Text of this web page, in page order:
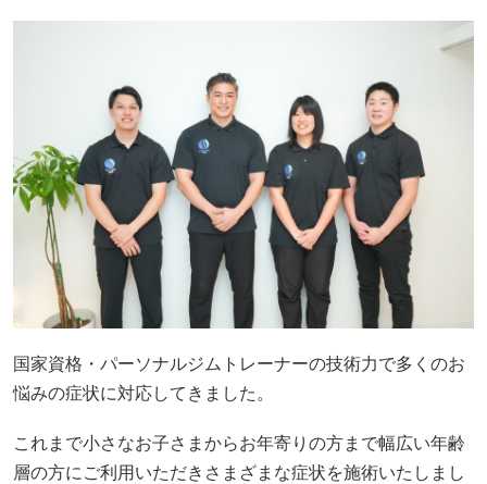
国家資格・パーソナルジムトレーナーの技術力で多くのお
悩みの症状に対応してきました。
これまで小さなお子さまからお年寄りの方まで幅広い年齢
層の方にご利用いただきさまざまな症状を施術いたしまし